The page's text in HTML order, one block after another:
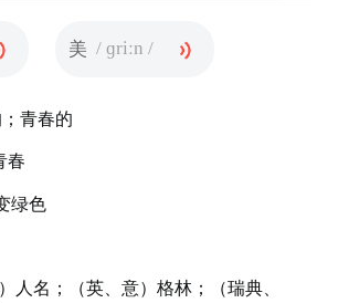
美 / ɡriːn /
青春的
春
绿色
）人名；（英、意）格林；（瑞典、